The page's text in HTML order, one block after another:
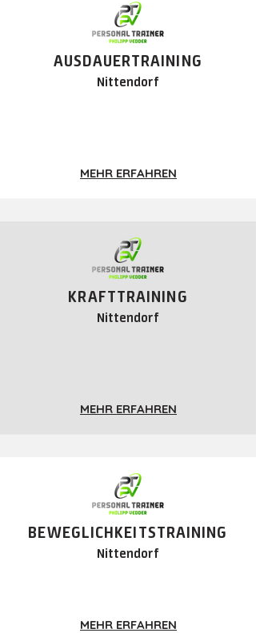
AUSDAUERTRAINING
Nittendorf
MEHR ERFAHREN
KRAFTTRAINING
Nittendorf
MEHR ERFAHREN
BEWEGLICHKEITSTRAINING
Nittendorf
MEHR ERFAHREN